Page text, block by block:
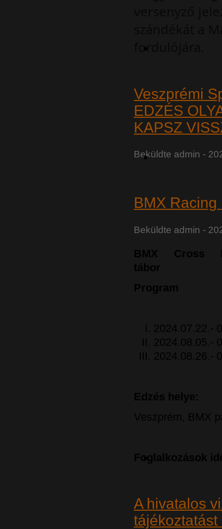
fordulójára.
Veszprémi
EDZÉS
KAPSZ
Beküldte admin -
BMX
Beküldte admin -
BMX Cross
tábor
Program
2024.07.22.-
2024.08.05.-
2024.08.26.-
Edzés helye:
Veszprém, BMX
Foglalkozások
A hivatalos